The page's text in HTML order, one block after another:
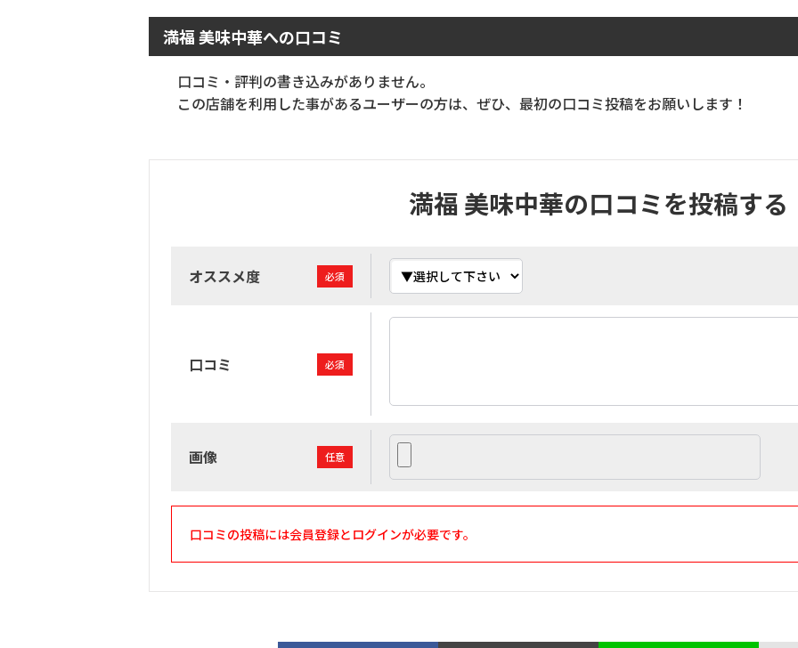
満福 美味中華への口コミ
口コミ・評判の書き込みがありません。
この店舗を利用した事があるユーザーの方は、ぜひ、最初の口コミ投稿をお願いします！
満福 美味中華の口コミを投稿する
オススメ度 必須
口コミ 必須
画像 任意
口コミの投稿には会員登録とログインが必要です。